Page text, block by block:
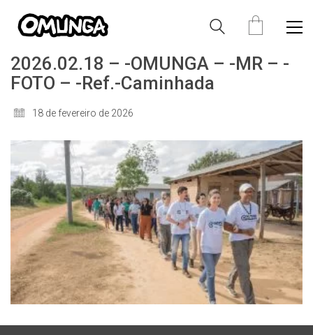
2026.02.18 – -OMUNGA – -MR – -
FOTO – -Ref.-Caminhada
18 de fevereiro de 2026